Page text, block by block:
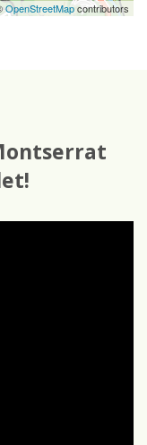
OpenStreetMapcontributors